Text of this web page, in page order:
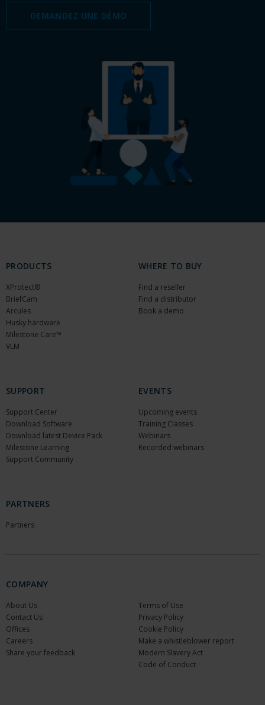
DEMANDEZ UNE DÉMO
PRODUCTS
XProtect®
BriefCam
Arcules
Husky hardware
Milestone Care™
VLM
WHERE TO BUY
Find a reseller
Find a distributor
Book a demo
SUPPORT
Support Center
Download Software
Download latest Device Pack
Milestone Learning
Support Community
EVENTS
Upcoming events
Training Classes
Webinars
Recorded webinars
PARTNERS
Partners
COMPANY
About Us
Contact Us
Offices
Careers
Share your feedback
Terms of Use
Privacy Policy
Cookie Policy
Make a whistleblower report
Modern Slavery Act
Code of Conduct